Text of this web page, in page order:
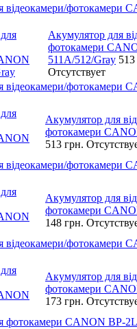
відеокамери/фотокамери
Акумулятор для
фотокамери
511A/512/Gray
Отсутствует
відеокамери/фотокамери
Акумулятор для
фотокамери
513 грн.
відеокамери/фотокамери
Акумулятор для
фотокамери
148 грн.
відеокамери/фотокамери
Акумулятор для
фотокамери
173 грн.
фотокамери CANON BP-